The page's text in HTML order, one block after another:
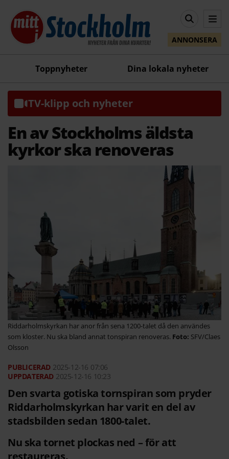
ANNONSERA
Toppnyheter Dina lokala nyheter
TV-klipp och nyheter
En av Stockholms äldsta
kyrkor ska renoveras
Riddarholmskyrkan har anor från sena 1200-talet då den användes
som kloster. Nu ska bland annat tonspiran renoveras.
SFV/Claes
Olsson
2025-12-16 07:06
2025-12-16 10:23
Den svarta gotiska tornspiran som pryder
Riddarholmskyrkan har varit en del av
stadsbilden sedan 1800-talet.
Nu ska tornet plockas ned – för att
restaureras.